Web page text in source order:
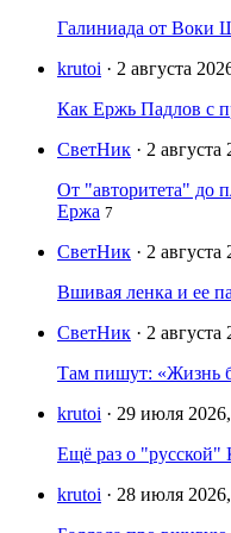
Галиниада от Воки
krutoi · 2 августа
Как Ержь Падлов с
СветНик · 2
От "авторитета" до
Ержа 7
СветНик · 2
Вшивая ленка и ее
СветНик · 2
Там пишут: «Жизнь
krutoi · 29 июля
Ещё раз о "русской"
krutoi · 28 июля